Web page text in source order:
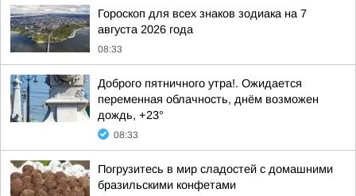
Гороскоп для всех знаков зодиака на 7
августа 2026 года
08:33
Доброго пятничного утра!. Ожидается
переменная облачность, днём возможен
дождь, +23°
08:33
Погрузитесь в мир сладостей с домашними
бразильскими конфетами